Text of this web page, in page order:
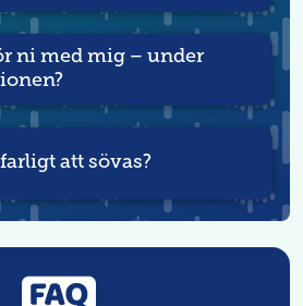
ni med mig – under
att sövas?